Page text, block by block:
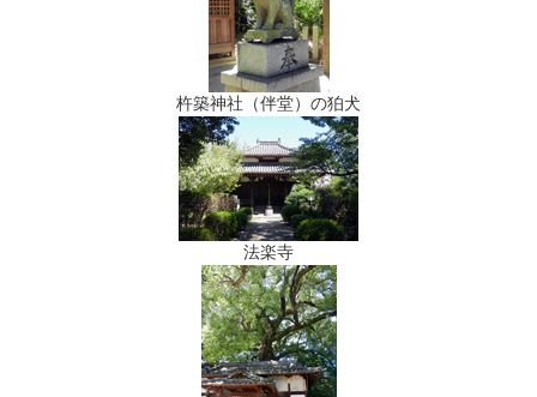
杵築神社（伴堂）の狛犬
法楽寺